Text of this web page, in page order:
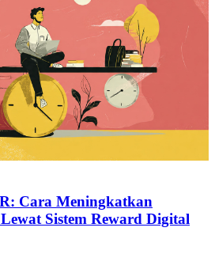
Cara Meningkatkan
Sistem Reward Digital